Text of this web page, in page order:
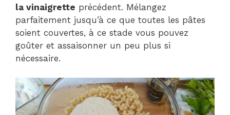
la vinaigrette précédent. Mélangez
parfaitement jusqu’à ce que toutes les pâtes
soient couvertes, à ce stade vous pouvez
goûter et assaisonner un peu plus si
nécessaire.